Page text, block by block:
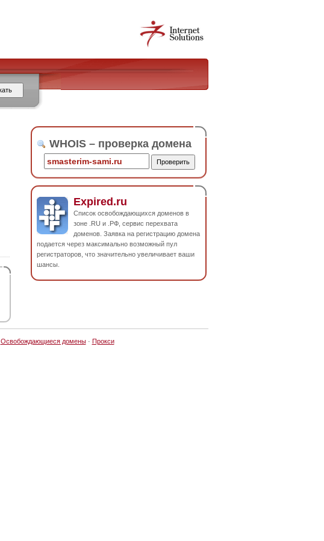
WHOIS – проверка домена
Expired.ru
Список освобождающихся доменов в
зоне .RU и .РФ, сервис перехвата
доменов. Заявка на регистрацию домена
подается через максимально возможный пул
регистраторов, что значительно увеличивает ваши
шансы.
Освобождающиеся домены· Прокси